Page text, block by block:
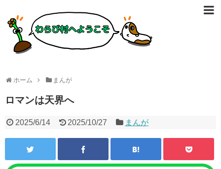
ホーム まんが
ロマンは天界へ
2025/6/14 2025/10/27 まんが